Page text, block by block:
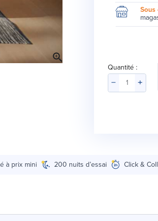
Quantité :
à prix mini 200 nuits d’essai Click &